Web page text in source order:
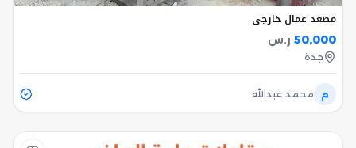
مصعد عمال خارجي
50,000 ر.س
جدة
م محمد عبدالله